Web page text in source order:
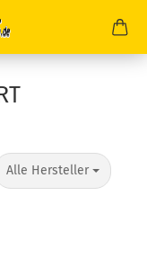
Alle Hersteller
pro Seite